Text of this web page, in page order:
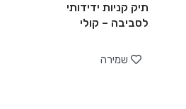
תיק קניות ידידותי
לסביבה – קולי
שמירה